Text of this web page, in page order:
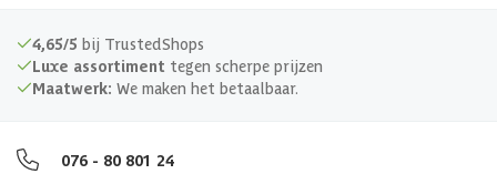
4,65/5 bij TrustedShops
Luxe assortiment tegen scherpe prijzen
Maatwerk: We maken het betaalbaar.
076 - 80 801 24